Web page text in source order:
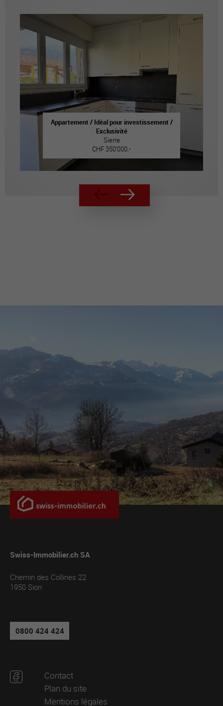
Appartement / Idéal pour investissement /
Exclusivité
Sierre
CHF 350'000.-
Swiss-Immobilier.ch SA
Chemin des Collines 22
1950 Sion
0800 424 424
Contact
Plan du site
Mentions légales